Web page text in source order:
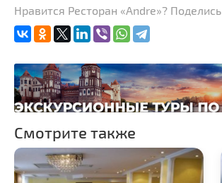
Казино
Торговые центры,
Пассажирские
перевозки
Гражданская
архитектура
Церкви
Музеи
Галереи
Нравится Ресторан «Andre»?
Смотрите также